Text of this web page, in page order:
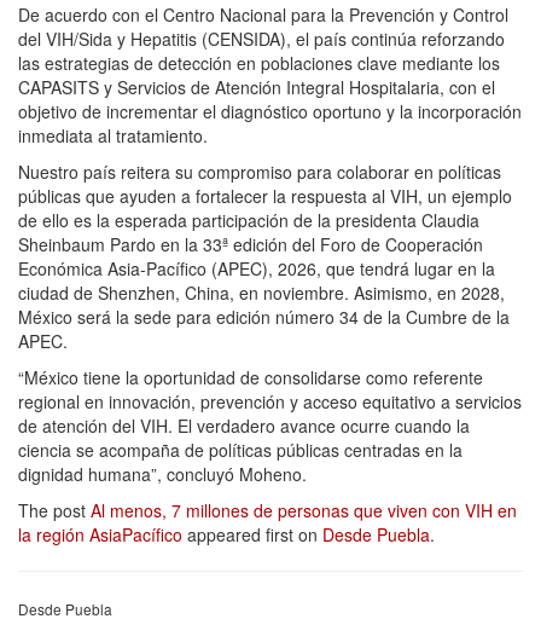
De acuerdo con el Centro Nacional para la Prevención y Control
del VIH/Sida y Hepatitis (CENSIDA), el país continúa reforzando
las estrategias de detección en poblaciones clave mediante los
CAPASITS y Servicios de Atención Integral Hospitalaria, con el
objetivo de incrementar el diagnóstico oportuno y la incorporación
inmediata al tratamiento.
Nuestro país reitera su compromiso para colaborar en políticas
públicas que ayuden a fortalecer la respuesta al VIH, un ejemplo
de ello es la esperada participación de la presidenta Claudia
Sheinbaum Pardo en la 33ª edición del Foro de Cooperación
Económica Asia-Pacífico (APEC), 2026, que tendrá lugar en la
ciudad de Shenzhen, China, en noviembre. Asimismo, en 2028,
México será la sede para edición número 34 de la Cumbre de la
APEC.
“México tiene la oportunidad de consolidarse como referente
regional en innovación, prevención y acceso equitativo a servicios
de atención del VIH. El verdadero avance ocurre cuando la
ciencia se acompaña de políticas públicas centradas en la
dignidad humana”, concluyó Moheno.
The post Al menos, 7 millones de personas que viven con VIH en
la región AsiaPacífico appeared first on Desde Puebla.
Desde Puebla